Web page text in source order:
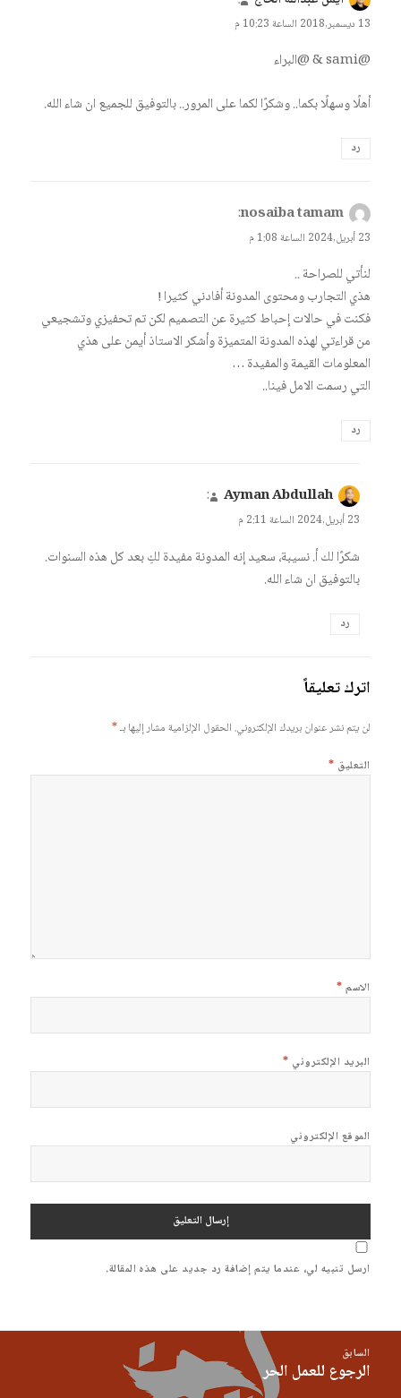
13 ديسمبر,2018 الساعة 10:23 م
@sami & @البراء
أهلًا وسهلًا بكما.. وشكرًا لكما على المرور.. بالتوفيق للجميع ان شاء الله.
رد
يقول
nosaiba tamam
:
23 أبريل,2024 الساعة 1:08 م
لنأتي للصراحة ..
هذي التجارب ومحتوى المدونة أفادني كثيرا !
فكنت في حالات إحباط كثيرة عن التصميم لكن تم تحفيزي وتشجيعي
من قراءتي لهذه المدونة المتميزة وأشكر الاستاذ أيمن على هذي
المعلومات القيمة والمفيدة …
التي رسمت الامل فينا..
رد
يقول
Ayman Abdullah
:
23 أبريل,2024 الساعة 2:11 م
شكرًا لك أ. نسيبة، سعيد إنه المدونة مفيدة لكِ بعد كل هذه السنوات.
بالتوفيق ان شاء الله.
رد
اترك تعليقاً
لن يتم نشر عنوان بريدك الإلكتروني. الحقول الإلزامية مشار إليها بـ*
التعليق *
الاسم*
البريد الإلكتروني *
الموقع الإلكتروني
ارسل تنبيه لي، عندما يتم إضافة رد جديد على هذه المقالة.
المقالاتالسابق
المقالة
الرجوع للعمل الحر